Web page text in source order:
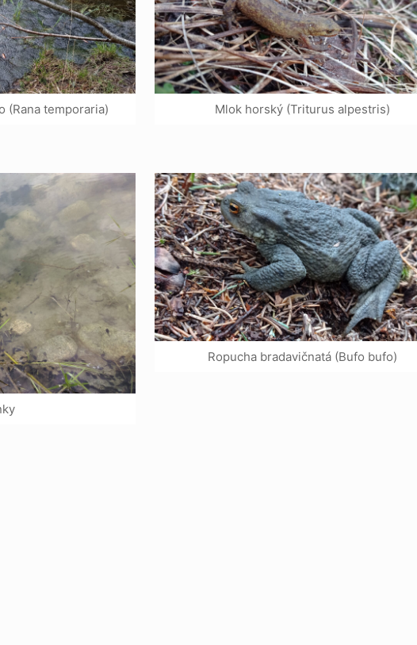
(Rana temporaria)
Mlok horský (Triturus alpestris)
Ropucha bradavičnatá (Bufo bufo)